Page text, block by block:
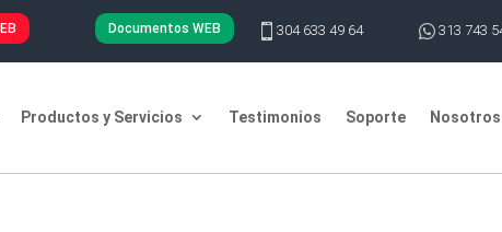
Documentos WEB  304 633 49 64  313 743
Productos y Servicios Testimonios Soporte Nosotros